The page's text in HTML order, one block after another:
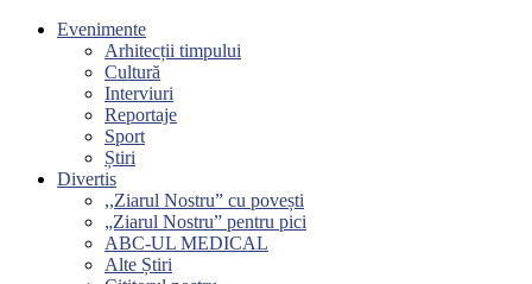
Evenimente
Arhitecții timpului
Cultură
Interviuri
Reportaje
Sport
Știri
Divertis
,,Ziarul Nostru” cu povești
„Ziarul Nostru” pentru pici
ABC-UL MEDICAL
Alte Știri